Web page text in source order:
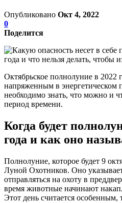
Опубликовано Окт 4, 2022
0
Поделится
Октябрьское полнолуние в 2022
напряженным в энергетическом
необходимо знать, что можно и
период времени.
Когда будет
года и как оно
Полнолуние, которое будет 9
Луной Охотников. Оно
отправляться на охоту в
время животные начинают
Этот день считается особенным,